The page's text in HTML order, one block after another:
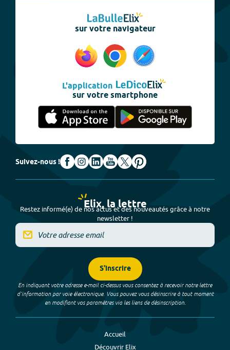
sur votre navigateur
L'application
sur votre smartphone
Suivez-nous !
Elix, la lettre
Restez informé(e) de nos actus et des nouveautés grâce à notre
newsletter !
S'inscrire
En indiquant votre adresse e-mail ci-dessus vous consentez à recevoir notre lettre
d’information par voie électronique. Vous pouvez vous désinscrire à tout moment
en modifiant vos paramètres via les liens de désinscription.
Accueil
Découvrir Elix